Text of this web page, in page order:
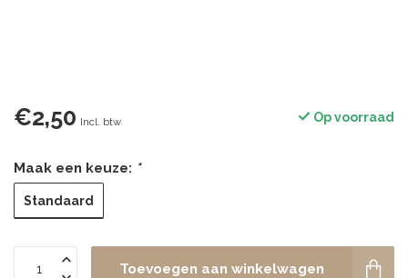
€2,50 Incl. btw Op voorraad
Maak een keuze: *
Standaard
Toevoegen aan winkelwagen